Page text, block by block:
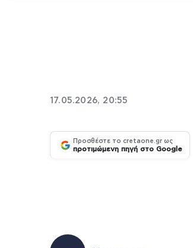
17.05.2026, 20:55
Προσθέστε το cretaone.gr ως
προτιμώμενη πηγή στο Google